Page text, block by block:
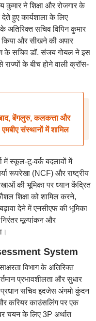
कुमार ने शिक्षा और रोजगार के
हुए कार्यशाला के लिए
अतिरिक्त सचिव विपिन कुमार
किया और सीखने की अपार
के सचिव डॉ. संजय गोयल ने इस
के बीच होने वाली क्रॉस-
बेंगलुरु, कलकत्ता और
संस्थानों में शामिल
में स्कूल-टू-वर्क बदलावों में
रूपरेखा (NCF) और राष्ट्रीय
की भूमिका पर ध्यान केंद्रित
शिक्षा को शामिल करने,
देने में एनसीएफ की भूमिका
मूल्यांकन और
System
विभाग के अतिरिक्त
प्रभावशीलता और सुधार
प्रधान सचिव इदजेस अंगमो कुंदन
करियर काउंसलिंग पर एक
चयन के लिए 3P अर्थात